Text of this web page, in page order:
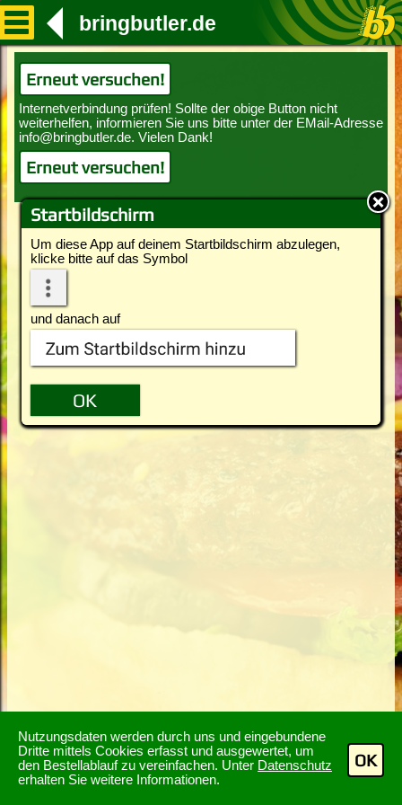
Nutzungsdaten werden durch uns und eingebundene
Dritte mittels Cookies erfasst und ausgewertet, um
den Bestellablauf zu vereinfachen. Unter Datenschutz
erhalten Sie weitere Informationen.
OK
Startbildschirm
Um diese App auf deinem Startbildschirm abzulegen,
klicke bitte auf das Symbol
und danach auf
bringbutler.de
Erneut versuchen!
Erneut versuchen!